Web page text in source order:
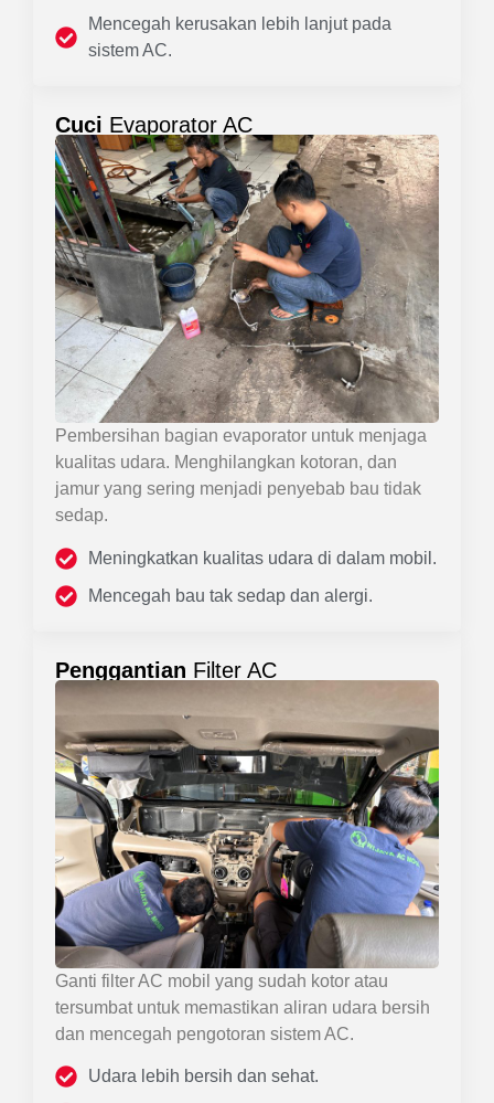
Mencegah kerusakan lebih lanjut pada
sistem AC.
Cuci Evaporator AC
Pembersihan bagian evaporator untuk menjaga
kualitas udara. Menghilangkan kotoran, dan
jamur yang sering menjadi penyebab bau tidak
sedap.
Meningkatkan kualitas udara di dalam mobil.
Mencegah bau tak sedap dan alergi.
Penggantian Filter AC
Ganti filter AC mobil yang sudah kotor atau
tersumbat untuk memastikan aliran udara bersih
dan mencegah pengotoran sistem AC.
Udara lebih bersih dan sehat.